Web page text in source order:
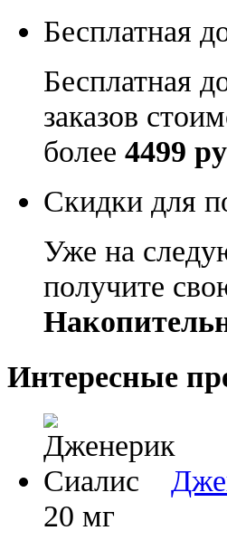
Бесплатная
Бесплатная
заказов
более 4499
Скидки для
Уже на
получите
Интересные
20 мг